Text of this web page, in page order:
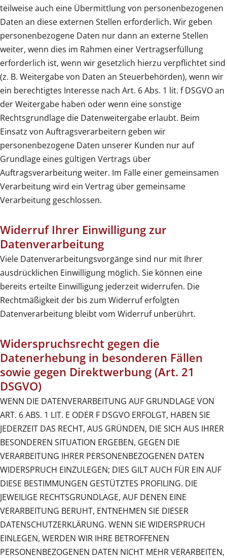
teilweise auch eine Übermittlung von personenbezogenen
Daten an diese externen Stellen erforderlich. Wir geben
personenbezogene Daten nur dann an externe Stellen
weiter, wenn dies im Rahmen einer Vertragserfüllung
erforderlich ist, wenn wir gesetzlich hierzu verpflichtet sind
(z. B. Weitergabe von Daten an Steuerbehörden), wenn wir
ein berechtigtes Interesse nach Art. 6 Abs. 1 lit. f DSGVO an
der Weitergabe haben oder wenn eine sonstige
Rechtsgrundlage die Datenweitergabe erlaubt. Beim
Einsatz von Auftragsverarbeitern geben wir
personenbezogene Daten unserer Kunden nur auf
Grundlage eines gültigen Vertrags über
Auftragsverarbeitung weiter. Im Falle einer gemeinsamen
Verarbeitung wird ein Vertrag über gemeinsame
Verarbeitung geschlossen.
Widerruf Ihrer Einwilligung zur
Datenverarbeitung
Viele Datenverarbeitungsvorgänge sind nur mit Ihrer
ausdrücklichen Einwilligung möglich. Sie können eine
bereits erteilte Einwilligung jederzeit widerrufen. Die
Rechtmäßigkeit der bis zum Widerruf erfolgten
Datenverarbeitung bleibt vom Widerruf unberührt.
Widerspruchsrecht gegen die
Datenerhebung in besonderen Fällen
sowie gegen Direktwerbung (Art. 21
DSGVO)
WENN DIE DATENVERARBEITUNG AUF GRUNDLAGE VON
ART. 6 ABS. 1 LIT. E ODER F DSGVO ERFOLGT, HABEN SIE
JEDERZEIT DAS RECHT, AUS GRÜNDEN, DIE SICH AUS IHRER
BESONDEREN SITUATION ERGEBEN, GEGEN DIE
VERARBEITUNG IHRER PERSONENBEZOGENEN DATEN
WIDERSPRUCH EINZULEGEN; DIES GILT AUCH FÜR EIN AUF
DIESE BESTIMMUNGEN GESTÜTZTES PROFILING. DIE
JEWEILIGE RECHTSGRUNDLAGE, AUF DENEN EINE
VERARBEITUNG BERUHT, ENTNEHMEN SIE DIESER
DATENSCHUTZERKLÄRUNG. WENN SIE WIDERSPRUCH
EINLEGEN, WERDEN WIR IHRE BETROFFENEN
PERSONENBEZOGENEN DATEN NICHT MEHR VERARBEITEN,